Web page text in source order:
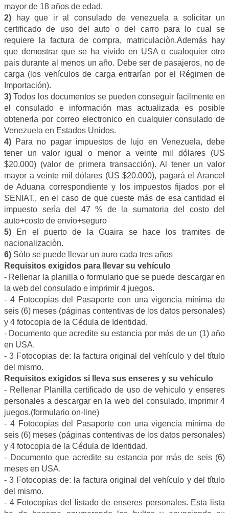
mayor de 18 años de edad.
2) hay que ir al consulado de venezuela a solicitar un
certificado de uso del auto o del carro para lo cual se
requiere la factura de compra, matriculaciòn.Además hay
que demostrar que se ha vivido en USA o cualoquier otro
pais durante al menos un año. Debe ser de pasajeros, no de
carga (los vehículos de carga entrarían por el Régimen de
Importación).
3) Todos los documentos se pueden conseguir facilmente en
el consulado e información mas actualizada es posible
obtenerla por correo electronico en cualquier consulado de
Venezuela en Estados Unidos.
4) Para no pagar impuestos de lujo en Venezuela, debe
tener un valor igual o menor a veinte mil dólares (US
$20.000) (valor de primera transacción). Al tener un valor
mayor a veinte mil dólares (US $20.000), pagará el Arancel
de Aduana correspondiente y los impuestos fijados por el
SENIAT., en el caso de que cueste más de esa cantidad el
impuesto serìa del 47 % de la sumatoria del costo del
auto+costo de envio+seguro
5) En el puerto de la Guaira se hace los tramites de
nacionalizaciòn.
6) Sòlo se puede llevar un auro cada tres años
Requisitos exigidos para llevar su vehículo
- Rellenar la planilla o formulario que se puede descargar en
la web del consulado e imprimir 4 juegos.
- 4 Fotocopias del Pasaporte con una vigencia mínima de
seis (6) meses (páginas contentivas de los datos personales)
y 4 fotocopia de la Cédula de Identidad.
- Documento que acredite su estancia por más de un (1) año
en USA.
- 3 Fotocopias de: la factura original del vehículo y del título
del mismo.
Requisitos exigidos si lleva sus enseres y su vehículo
- Rellenar Planilla certificado de uso de vehiculo y enseres
personales a descargar en la web del consulado. imprimir 4
juegos.(formulario on-line)
- 4 Fotocopias del Pasaporte con una vigencia mínima de
seis (6) meses (páginas contentivas de los datos personales)
y 4 fotocopia de la Cédula de Identidad.
- Documento que acredite su estancia por más de seis (6)
meses en USA.
- 3 Fotocopias de: la factura original del vehículo y del título
del mismo.
- 4 Fotocopias del listado de enseres personales. Esta lista